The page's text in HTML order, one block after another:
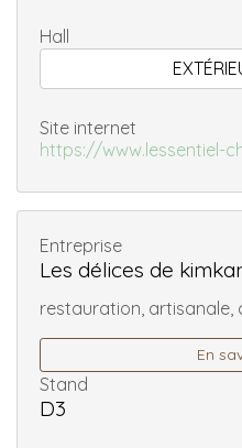
Hall
Site internet
https://www.lessentiel-
Entreprise
Les délices de
restauration, artisanale,
En
Stand
D3